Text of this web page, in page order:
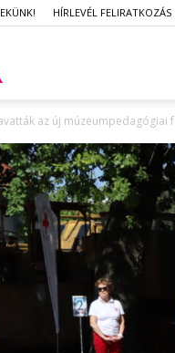
HÍRLEVÉL FELIRATKOZÁS
az új